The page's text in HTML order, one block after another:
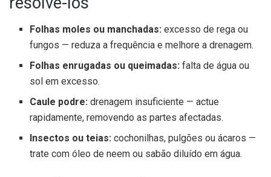
Folhas moles ou manchadas: excesso de rega ou
fungos — reduza a frequência e melhore a drenagem.
Folhas enrugadas ou queimadas: falta de água ou
sol em excesso.
Caule podre: drenagem insuficiente — actue
rapidamente, removendo as partes afectadas.
Insectos ou teias: cochonilhas, pulgões ou ácaros —
trate com óleo de neem ou sabão diluído em água.